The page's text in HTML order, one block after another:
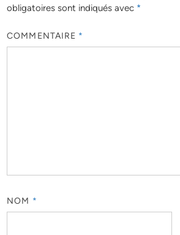
obligatoires sont indiqués avec *
COMMENTAIRE *
NOM *